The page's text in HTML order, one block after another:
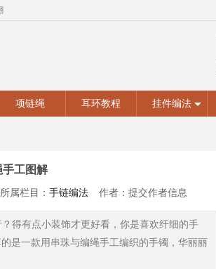
项链绳 耳环教程 挂件编法
手工图解
所属栏目： 手链编法 作者：提交作者信息
得有点小装饰才更好看，你是喜欢纤细的手
是一款用串珠与编绳手工编织的手镯，华丽丽